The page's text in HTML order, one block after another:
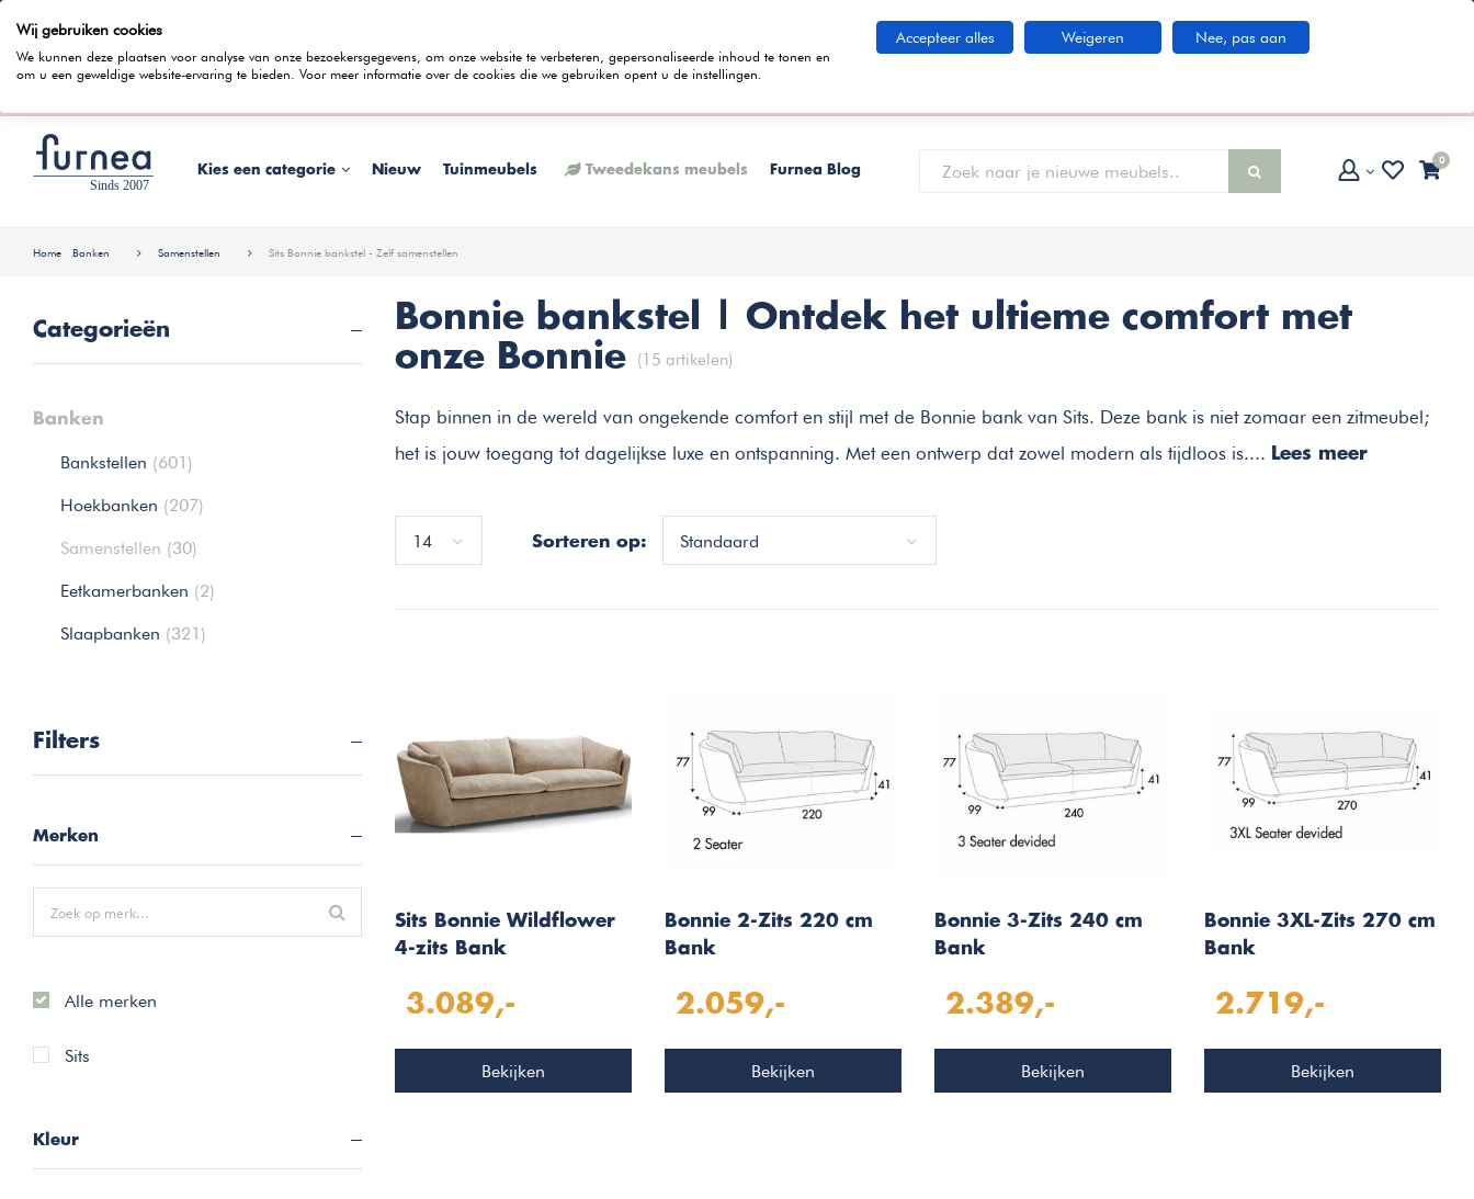
100 dagen bedenktijd
Wist je dat je ook in termijnen kunt betalen? Tijdens het bestelproces kun je kiezen voor de
Kies een categorie Nieuw Tuinmeubels Tweedekans meubels Furnea Blog
0
Home Banken Samenstellen Sits Bonnie bankstel - Zelf samenstellen
Categorieën
Banken
Bankstellen (601)
Hoekbanken (207)
Samenstellen (30)
Eetkamerbanken (2)
Slaapbanken (321)
Filters
Merken
Alle merken
Sits
Kleur
Bonnie bankstel | Ontdek het ultieme comfort met
onze Bonnie
(15 artikelen)
Stap binnen in de wereld van ongekende comfort en stijl met de Bonnie bank van Sits. Deze bank is niet zomaar een zitmeubel;
het is jouw toegang tot dagelijkse luxe en ontspanning. Met een ontwerp dat zowel modern als tijdloos is.... Lees meer
14 Sorteren op: Standaard
Sits Bonnie Wildflower
4-zits Bank
3.089,-
Bekijken
Bonnie 2-Zits 220 cm
Bank
2.059,-
Bekijken
Bonnie 3-Zits 240 cm
Bank
2.389,-
Bekijken
Bonnie 3XL-Zits 270 cm
Bank
2.719,-
Bekijken
Wij gebruiken cookies
We kunnen deze plaatsen voor analyse van onze bezoekersgegevens, om onze website te verbeteren, gepersonaliseerde inhoud te tonen en
om u een geweldige website-ervaring te bieden. Voor meer informatie over de cookies die we gebruiken opent u de instellingen.
Accepteer alles Weigeren Nee, pas aan